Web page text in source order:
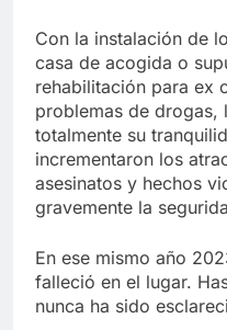
Con la instalación de
casa de acogida o
rehabilitación para ex
problemas de drogas,
totalmente su
incrementaron los
asesinatos y hechos
gravemente la
En ese mismo año
falleció en el lugar.
nunca ha sido